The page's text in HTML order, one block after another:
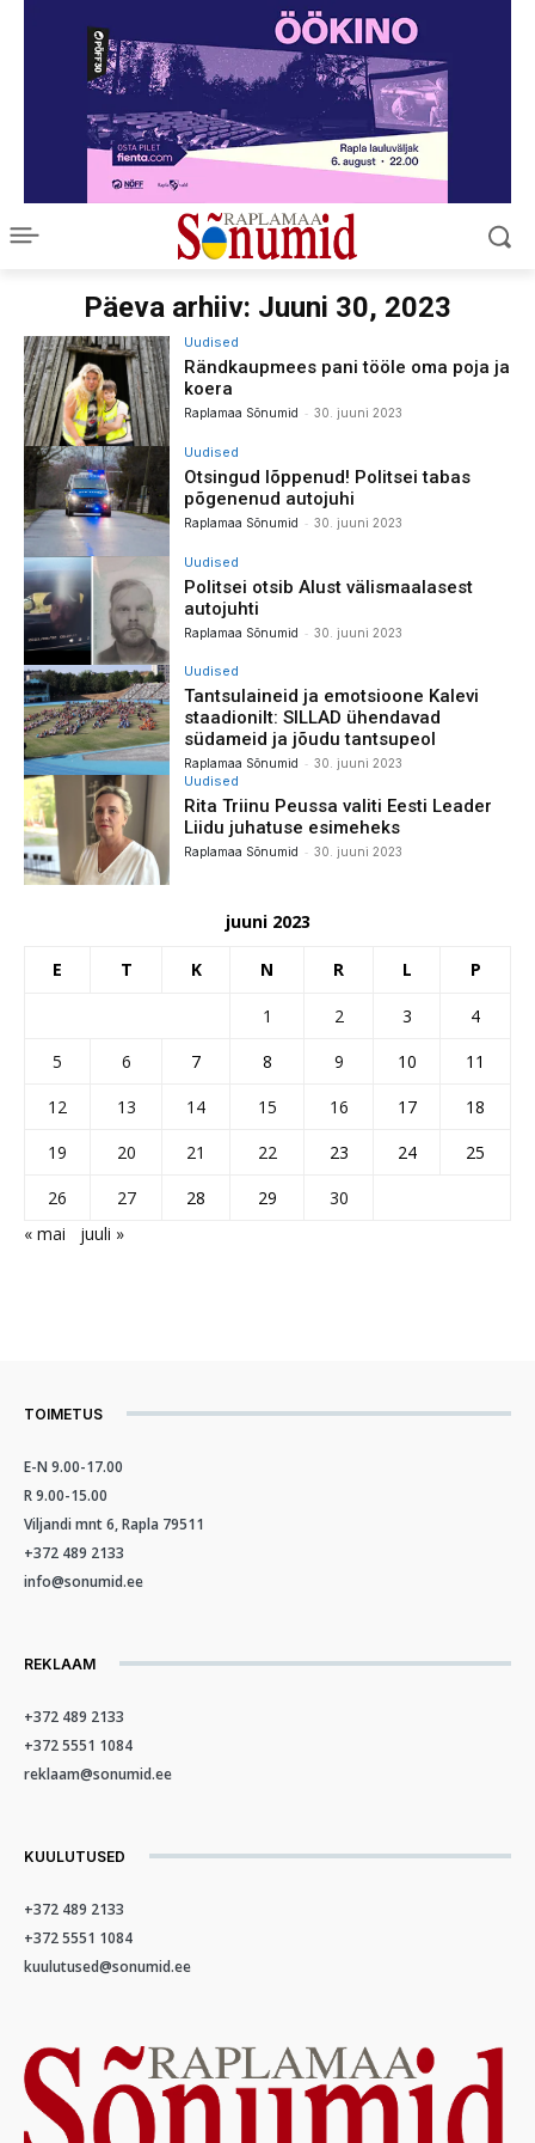
Päeva arhiiv: Juuni 30, 2023
Uudised
Rändkaupmees pani tööle oma poja ja
koera
Raplamaa Sõnumid - 30. juuni 2023
Uudised
Otsingud lõppenud! Politsei tabas
põgenenud autojuhi
Raplamaa Sõnumid - 30. juuni 2023
Uudised
Politsei otsib Alust välismaalasest
autojuhti
Raplamaa Sõnumid - 30. juuni 2023
Uudised
Tantsulaineid ja emotsioone Kalevi
staadionilt: SILLAD ühendavad
südameid ja jõudu tantsupeol
Raplamaa Sõnumid - 30. juuni 2023
Uudised
Rita Triinu Peussa valiti Eesti Leader
Liidu juhatuse esimeheks
Raplamaa Sõnumid - 30. juuni 2023
juuni 2023
E T K N R L P
1 2 3
4
5
6 7 8 9 10
11
12
13 14 15 16 17
18
19
20 21 22 23 24
25
26
27 28 29
30
« mai
juuli »
TOIMETUS
E-N 9.00-17.00
R 9.00-15.00
Viljandi mnt 6, Rapla 79511
+372 489 2133
info@sonumid.ee
REKLAAM
+372 489 2133
+372 5551 1084
reklaam@sonumid.ee
KUULUTUSED
+372 489 2133
+372 5551 1084
kuulutused@sonumid.ee